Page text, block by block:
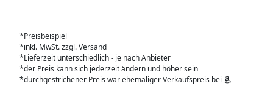
*Preisbeispiel
*inkl. MwSt. zzgl. Versand
*Lieferzeit unterschiedlich - je nach Anbieter
*der Preis kann sich jederzeit ändern und höher sein
*durchgestrichener Preis war ehemaliger Verkaufspreis bei